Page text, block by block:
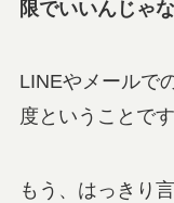
限でいいんじゃ
LINEやメールで
度ということです
もう、はっきり